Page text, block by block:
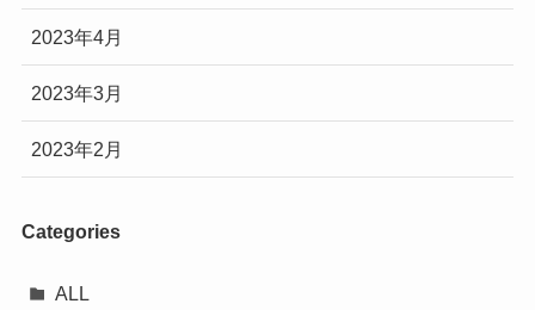
2023年4月
2023年3月
2023年2月
Categories
ALL